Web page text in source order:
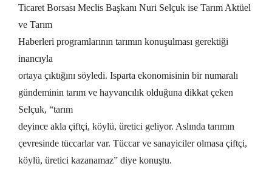
Ticaret Borsası Meclis Başkanı Nuri Selçuk ise Tarım Aktüel
ve Tarım
Haberleri programlarının tarımın konuşulması gerektiği
inancıyla
ortaya çıktığını söyledi. Isparta ekonomisinin bir numaralı
gündeminin tarım ve hayvancılık olduğuna dikkat çeken
Selçuk, “tarım
deyince akla çiftçi, köylü, üretici geliyor. Aslında tarımın
çevresinde tüccarlar var. Tüccar ve sanayiciler olmasa çiftçi,
köylü, üretici kazanamaz” diye konuştu.